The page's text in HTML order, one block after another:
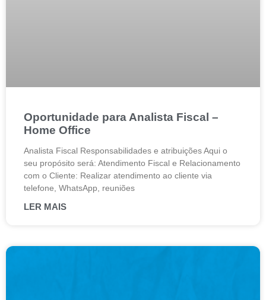
Oportunidade para Analista Fiscal –
Home Office
Analista Fiscal Responsabilidades e atribuições Aqui o
seu propósito será: Atendimento Fiscal e Relacionamento
com o Cliente: Realizar atendimento ao cliente via
telefone, WhatsApp, reuniões
LER MAIS